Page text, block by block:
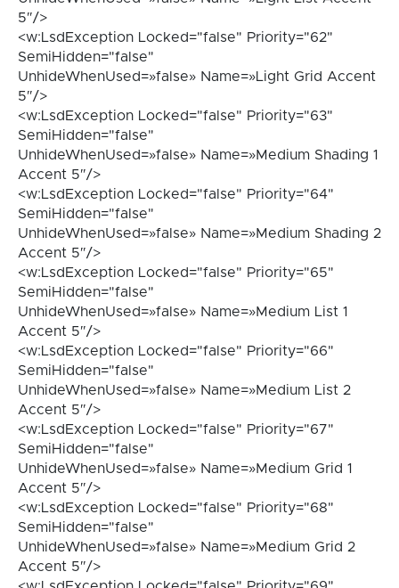
5″/>
<w:LsdException Locked="false" Priority="62"
SemiHidden="false"
UnhideWhenUsed=»false» Name=»Light Grid Accent
5″/>
<w:LsdException Locked="false" Priority="63"
SemiHidden="false"
UnhideWhenUsed=»false» Name=»Medium Shading 1
Accent 5″/>
<w:LsdException Locked="false" Priority="64"
SemiHidden="false"
UnhideWhenUsed=»false» Name=»Medium Shading 2
Accent 5″/>
<w:LsdException Locked="false" Priority="65"
SemiHidden="false"
UnhideWhenUsed=»false» Name=»Medium List 1
Accent 5″/>
<w:LsdException Locked="false" Priority="66"
SemiHidden="false"
UnhideWhenUsed=»false» Name=»Medium List 2
Accent 5″/>
<w:LsdException Locked="false" Priority="67"
SemiHidden="false"
UnhideWhenUsed=»false» Name=»Medium Grid 1
Accent 5″/>
<w:LsdException Locked="false" Priority="68"
SemiHidden="false"
UnhideWhenUsed=»false» Name=»Medium Grid 2
Accent 5″/>